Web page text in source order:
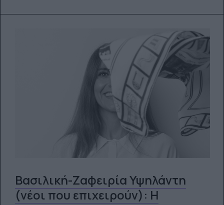
Βασιλική-Ζαφειρία Υψηλάντη
(νέοι που επιχειρούν): Η